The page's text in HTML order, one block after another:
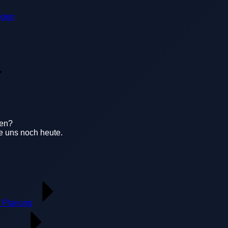
uns noch heute.
Planung